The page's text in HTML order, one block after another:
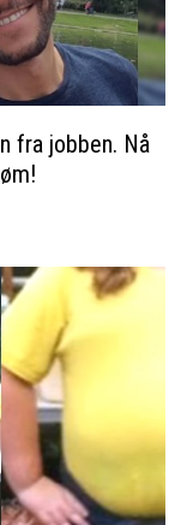
fra jobben. Nå